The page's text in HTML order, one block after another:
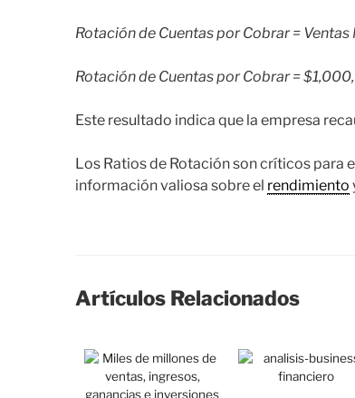
Rotación de Cuentas por Cobrar =
Rotación de Cuentas por Cobrar =
Este resultado indica que la empresa
Los Ratios de Rotación son críticos para
información valiosa sobre el rendimiento
Artículos Relacionados